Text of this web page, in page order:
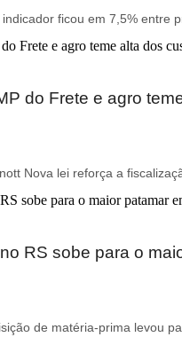
ficou em 7,5% entre
do Frete e agro
Nova lei reforça a
RS sobe para o
de matéria-prima levou